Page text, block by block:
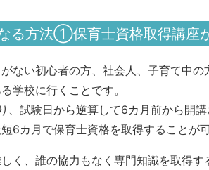
る方法①保育士資格取得講座
ない初心者の方、社会人、子育て中の
学校に行くことです。
、試験日から逆算して6カ月前から開講
6カ月で保育士資格を取得することが
く、誰の協力もなく専門知識を取得